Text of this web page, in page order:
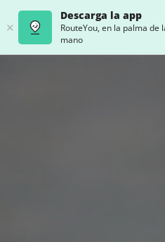
Descarga la app
RouteYou, en la palma de
mano